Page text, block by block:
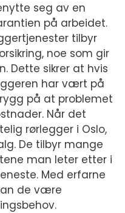
seg av en
på arbeidet.
tilbyr
noe som gir
Dette sikrer at hvis
har vært på
på at problemet
Når det
rørlegger i Oslo,
De tilbyr mange
man leter etter i
Med erfarne
de være